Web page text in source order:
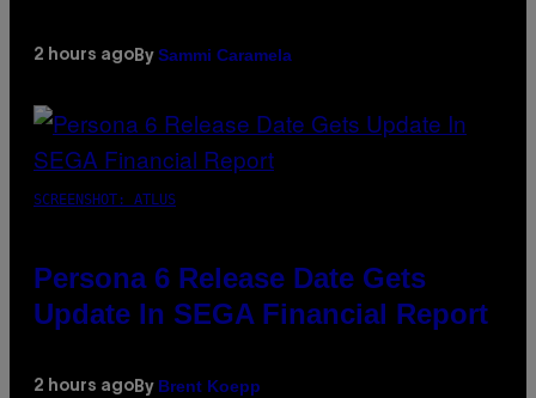
2 hours ago By Sammi Caramela
SCREENSHOT: ATLUS
Persona 6 Release Date Gets
Update In SEGA Financial Report
2 hours ago By Brent Koepp